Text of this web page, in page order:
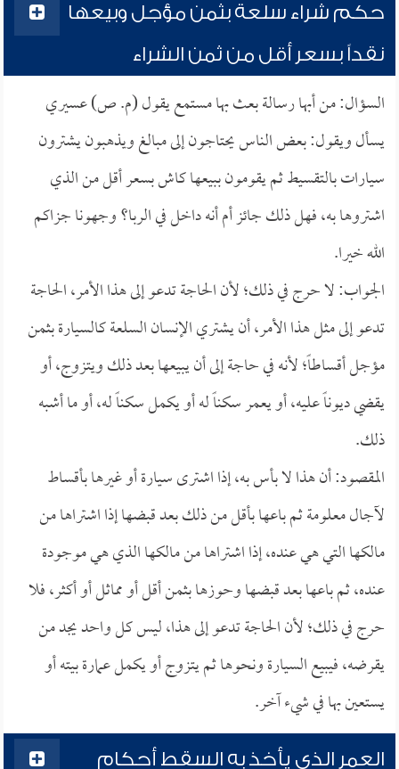
حكم شراء سلعة بثمن مؤجل وبيعها
نقداً بسعر أقل من ثمن الشراء
السؤال: من أبها رسالة بعث بها مستمع يقول (م. ص) عسيري
يسأل ويقول: بعض الناس يحتاجون إلى مبالغ ويذهبون يشترون
سيارات بالتقسيط ثم يقومون ببيعها كاش بسعر أقل من الذي
اشتروها به، فهل ذلك جائز أم أنه داخل في الربا؟ وجهونا جزاكم
الله خيرا.
الجواب: لا حرج في ذلك؛ لأن الحاجة تدعو إلى هذا الأمر، الحاجة
تدعو إلى مثل هذا الأمر، أن يشتري الإنسان السلعة كالسيارة بثمن
مؤجل أقساطاً؛ لأنه في حاجة إلى أن يبيعها بعد ذلك ويتزوج، أو
يقضي ديوناً عليه، أو يعمر سكناً له أو يكمل سكناً له، أو ما أشبه
ذلك.
المقصود: أن هذا لا بأس به، إذا اشترى سيارة أو غيرها بأقساط
لآجال معلومة ثم باعها بأقل من ذلك بعد قبضها إذا اشتراها من
مالكها التي هي عنده، إذا اشتراها من مالكها الذي هي موجودة
عنده، ثم باعها بعد قبضها وحوزها بثمن أقل أو مماثل أو أكثر، فلا
حرج في ذلك؛ لأن الحاجة تدعو إلى هذا، ليس كل واحد يجد من
يقرضه، فيبيع السيارة ونحوها ثم يتزوج أو يكمل عمارة بيته أو
يستعين بها في شيء آخر.
العمر الذي يأخذ به السقط أحكام